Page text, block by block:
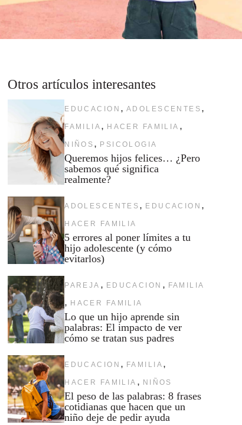
Otros artículos interesantes
EDUCACION , ADOLESCENTES ,
FAMILIA , HACER FAMILIA ,
NIÑOS , PSICOLOGIA
Queremos hijos felices… ¿Pero
sabemos qué significa
realmente?
ADOLESCENTES , EDUCACION ,
HACER FAMILIA
5 errores al poner límites a tu
hijo adolescente (y cómo
evitarlos)
PAREJA , EDUCACION , FAMILIA
, HACER FAMILIA
Lo que un hijo aprende sin
palabras: El impacto de ver
cómo se tratan sus padres
EDUCACION , FAMILIA ,
HACER FAMILIA , NIÑOS
El peso de las palabras: 8 frases
cotidianas que hacen que un
niño deje de pedir ayuda